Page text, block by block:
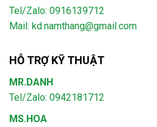
Tel/Zalo: 0916139712
Mail: kd.namthang@gmail.com
HỖ TRỢ KỸ THUẬT
MR.DANH
Tel/Zalo: 0942181712
MS.HOA